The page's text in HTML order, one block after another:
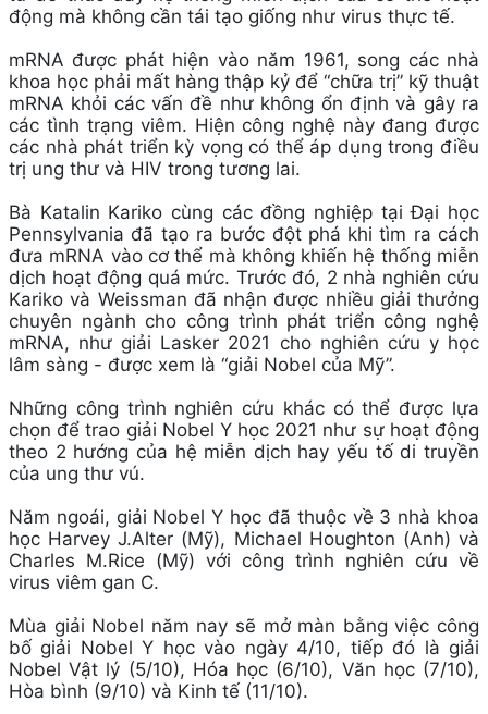
động mà không cần tái tạo giống như virus thực tế.
mRNA được phát hiện vào năm 1961, song các nhà
khoa học phải mất hàng thập kỷ để “chữa trị” kỹ thuật
mRNA khỏi các vấn đề như không ổn định và gây ra
các tình trạng viêm. Hiện công nghệ này đang được
các nhà phát triển kỳ vọng có thể áp dụng trong điều
trị ung thư và HIV trong tương lai.
Bà Katalin Kariko cùng các đồng nghiệp tại Đại học
Pennsylvania đã tạo ra bước đột phá khi tìm ra cách
đưa mRNA vào cơ thể mà không khiến hệ thống miễn
dịch hoạt động quá mức. Trước đó, 2 nhà nghiên cứu
Kariko và Weissman đã nhận được nhiều giải thưởng
chuyên ngành cho công trình phát triển công nghệ
mRNA, như giải Lasker 2021 cho nghiên cứu y học
lâm sàng - được xem là “giải Nobel của Mỹ”.
Những công trình nghiên cứu khác có thể được lựa
chọn để trao giải Nobel Y học 2021 như sự hoạt động
theo 2 hướng của hệ miễn dịch hay yếu tố di truyền
của ung thư vú.
Năm ngoái, giải Nobel Y học đã thuộc về 3 nhà khoa
học Harvey J.Alter (Mỹ), Michael Houghton (Anh) và
Charles M.Rice (Mỹ) với công trình nghiên cứu về
virus viêm gan C.
Mùa giải Nobel năm nay sẽ mở màn bằng việc công
bố giải Nobel Y học vào ngày 4/10, tiếp đó là giải
Nobel Vật lý (5/10), Hóa học (6/10), Văn học (7/10),
Hòa bình (9/10) và Kinh tế (11/10).